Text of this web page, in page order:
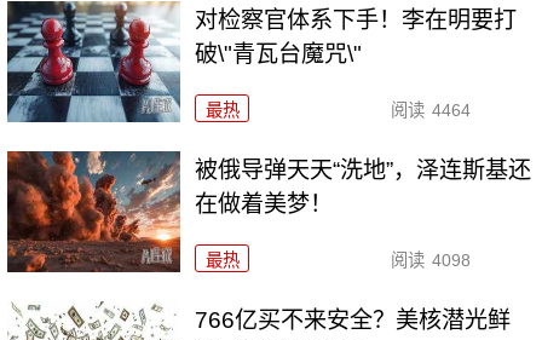
对检察官体系下手！李在明要打
破\"青瓦台魔咒\"
最热 阅读 4464
被俄导弹天天“洗地”，泽连斯基还
在做着美梦！
最热 阅读 4098
766亿买不来安全？美核潜光鲜